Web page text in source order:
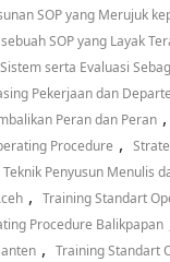
SOP yang Merujuk
SOP yang Layak
serta Evaluasi
Pekerjaan dan
Peran dan Peran ,
Procedure ,
Teknik Penyusun Menulis
, Training Standart
Procedure Balikpapan
, Training Standart